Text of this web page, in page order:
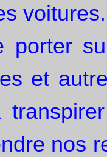
porter
et
nos